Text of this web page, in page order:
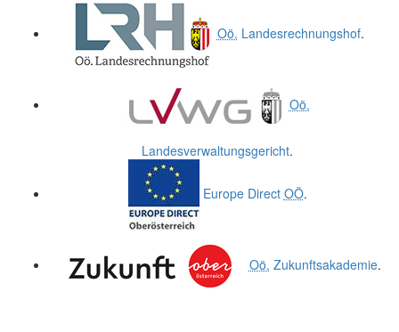
Oö. Landesrechnungshof.
Oö.
Landesverwaltungsgericht.
Europe Direct OÖ.
Oö. Zukunftsakademie.